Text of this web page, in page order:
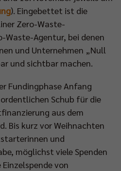
). Eingebettet ist die
Zero-Waste-
Waste-Agentur, bei denen
und Unternehmen „Null
und sichtbar machen.
Fundingphase Anfang
Schub für die
aus dem
Bis kurz vor Weihnachten
und
möglichst viele Spenden
von